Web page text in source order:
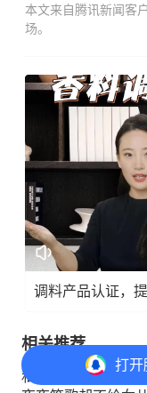
本文来自腾讯新闻客
场。
打开
调料产品认证，
相关推荐
私生女母亲控诉奥